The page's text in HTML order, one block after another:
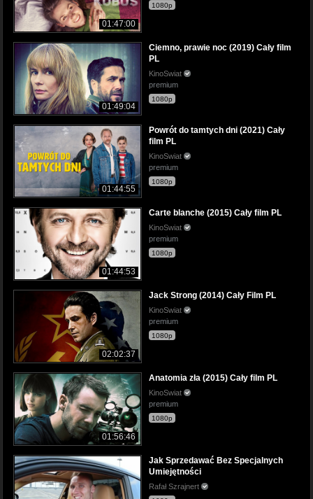
01:47:00
1080p
01:49:04
Ciemno, prawie noc (2019) Cały film
PL
KinoSwiat
premium
1080p
01:44:55
Powrót do tamtych dni (2021) Cały
film PL
KinoSwiat
premium
1080p
01:44:53
Carte blanche (2015) Cały film PL
KinoSwiat
premium
1080p
02:02:37
Jack Strong (2014) Cały Film PL
KinoSwiat
premium
1080p
01:56:46
Anatomia zła (2015) Cały film PL
KinoSwiat
premium
1080p
Jak Sprzedawać Bez Specjalnych
Umiejętności
Rafał Szrajnert